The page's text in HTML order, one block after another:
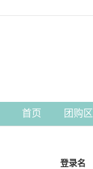
首页 团购区
登录名